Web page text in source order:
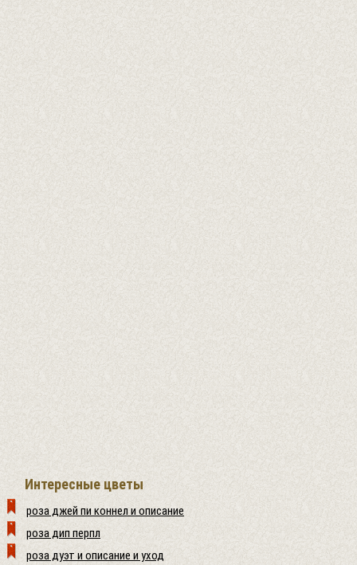
Интересные цветы
роза джей пи коннел и описание
роза дип перпл
роза дуэт и описание и уход